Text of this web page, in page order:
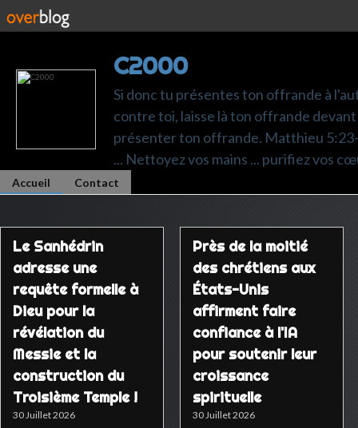
C2000
Si donc tu présentes ton offrande à
contre toi, laisse là ton offrande
présenter ton offrande. Matthieu 5:23-
... Nettoyez vos mains ... purifiez vos
Accueil Contact
Le Sanhédrin
adresse une
requête formelle à
Dieu pour la
révélation du
Messie et la
construction du
Troisième Temple !
30 Juillet 2026
Près de la moitié
des chrétiens aux
États-Unis
affirment faire
confiance à l'IA
pour soutenir leur
croissance
spirituelle
30 Juillet 2026